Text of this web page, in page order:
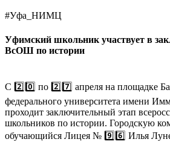
#Уфа_НИМЦ
Уфимский школьник участвует в
ВсОШ по истории
С 2️⃣0️⃣ по 2️⃣7️⃣ апреля на площадке
федерального университета имени
проходит заключительный этап
школьников по истории. Городскую
обучающийся Лицея № 9️⃣6️⃣ Илья